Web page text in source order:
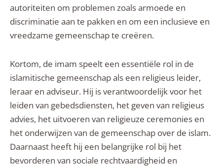
autoriteiten om problemen zoals armoede en
discriminatie aan te pakken en om een inclusieve en
vreedzame gemeenschap te creëren.
Kortom, de imam speelt een essentiële rol in de
islamitische gemeenschap als een religieus leider,
leraar en adviseur. Hij is verantwoordelijk voor het
leiden van gebedsdiensten, het geven van religieus
advies, het uitvoeren van religieuze ceremonies en
het onderwijzen van de gemeenschap over de islam.
Daarnaast heeft hij een belangrijke rol bij het
bevorderen van sociale rechtvaardigheid en